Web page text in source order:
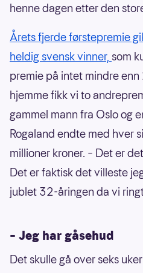
henne dagen etter den
Årets fjerde førstepremie
heldig svensk vinner, som
premie på intet mindre
hjemme fikk vi to
gammel mann fra Oslo og
Rogaland endte med hver
millioner kroner. – Det er
Det er faktisk det villeste
jublet 32-åringen da vi
– Jeg har gåsehud
Det skulle gå over seks